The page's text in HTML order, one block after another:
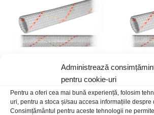
Administrează
pentru cookie-uri
Pentru a oferi cea mai bună experiență, folosim
uri, pentru a stoca și/sau accesa informațiile despre
Consimțământul pentru aceste tehnologii ne
Tub termorezistent 5mm 90cm
5,00lei/Buc 5,00lei/